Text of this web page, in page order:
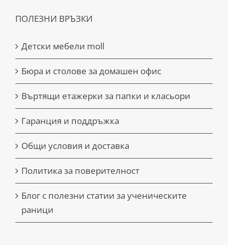
ПОЛЕЗНИ ВРЪЗКИ
Детски мебели moll
Бюра и столове за домашен офис
Въртящи етажерки за папки и класьори
Гаранция и поддръжка
Общи условия и доставка
Политика за поверителност
Блог с полезни статии за ученическите
раници